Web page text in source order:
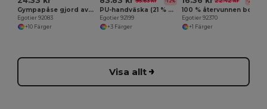
Gympapåse gjord av återvunnen bomull (70%) och polyester (30% rPET) (150 g/m²)
Egotier 92083
+10 Färger
PU-handväska (21 % återvunnen PU och 30 % återvunnen polyester)
Egotier 92199
+3 Färger
Egotier 92370
+1 Färger
Visa allt